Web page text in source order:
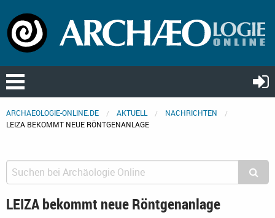
ARCHAEOLOGIE-ONLINE.DE AKTUELL
NACHRICHTEN
LEIZA BEKOMMT NEUE RÖNTGENANLAGE
LEIZA bekommt neue Röntgenanlage